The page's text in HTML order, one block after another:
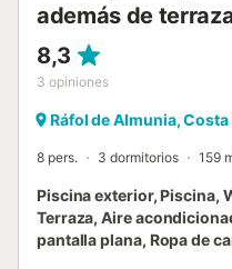
además de
8,3
3 opiniones
Ráfol de Almunia, Costa
8 pers. 3 dormitorios 159
Piscina exterior, Piscina,
Terraza, Aire
pantalla plana, Ropa de